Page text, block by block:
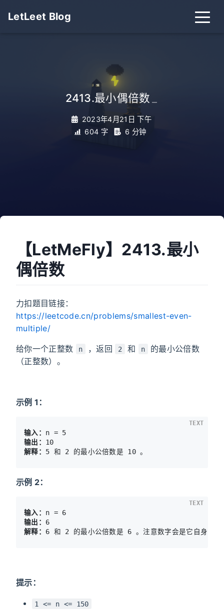
LetLeet Blog
2413.最小偶倍数
2023年4月21日 下午
604 字
6 分钟
【LetMeFly】2413.最小
偶倍数
力扣题目链接：
https://leetcode.cn/problems/smallest-even-
multiple/
给你一个正整数 n ，返回 2 和 n
的最小公倍数
（正整数）。
示例 1：
输入：
输出：
解释：
TEXT
示例 2：
输入：
输出：
解释：
TEXT
提示：
1 <= n <= 150